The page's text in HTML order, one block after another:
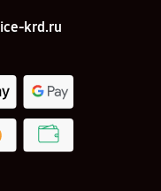
krd.ru